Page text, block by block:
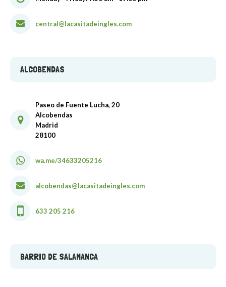
central@lacasitadeingles.com
ALCOBENDAS
Paseo de Fuente Lucha, 20
Alcobendas
Madrid
28100
wa.me/34633205216
alcobendas@lacasitadeingles.com
633 205 216
BARRIO DE SALAMANCA